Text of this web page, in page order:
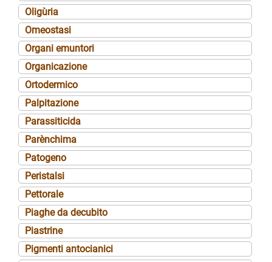
Oligùria
Omeostasi
Organi emuntori
Organicazione
Ortodermico
Palpitazione
Parassiticida
Parènchima
Patogeno
Peristalsi
Pettorale
Piaghe da decubito
Piastrine
Pigmenti antocianici